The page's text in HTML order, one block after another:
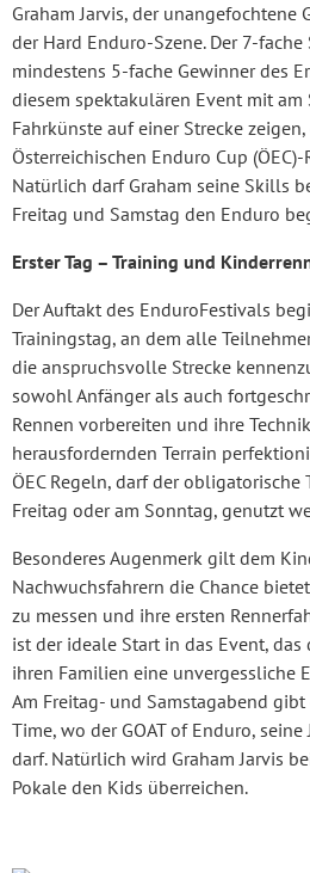
Graham Jarvis, der unangefochtene
der Hard Enduro-Szene. Der 7-
mindestens 5-fache Gewinner des
diesem spektakulären Event mit
Fahrkünste auf einer Strecke
Österreichischen Enduro Cup
Natürlich darf Graham seine Skills
Freitag und Samstag den Enduro
Erster Tag – Training und
Der Auftakt des EnduroFestivals
Trainingstag, an dem alle
die anspruchsvolle Strecke
sowohl Anfänger als auch
Rennen vorbereiten und ihre
herausfordernden Terrain
ÖEC Regeln, darf der
Freitag oder am Sonntag, genutzt
Besonderes Augenmerk gilt dem
Nachwuchsfahrern die Chance
zu messen und ihre ersten
ist der ideale Start in das Event,
ihren Familien eine unvergessliche
Am Freitag- und Samstagabend
Time, wo der GOAT of Enduro,
darf. Natürlich wird Graham Jarvis
Pokale den Kids überreichen.